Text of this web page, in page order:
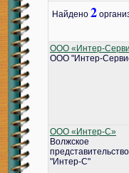
Найдено 2
ООО «Интер-
ООО "Интер-
ООО «Интер-С»
Волжское
"Интер-С"